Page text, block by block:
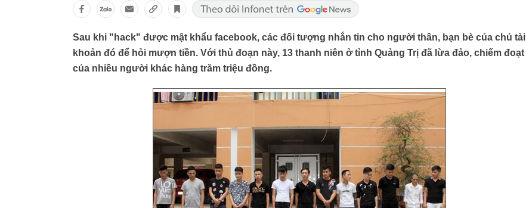
Sau khi "hack" được mật khẩu facebook, các đối tượng nhắn tin cho người thân, bạn bè của chủ tài
khoản đó để hỏi mượn tiền. Với thủ đoạn này, 13 thanh niên ở tỉnh Quảng Trị đã lừa đảo, chiếm đoạt
của nhiều người khác hàng trăm triệu đồng.